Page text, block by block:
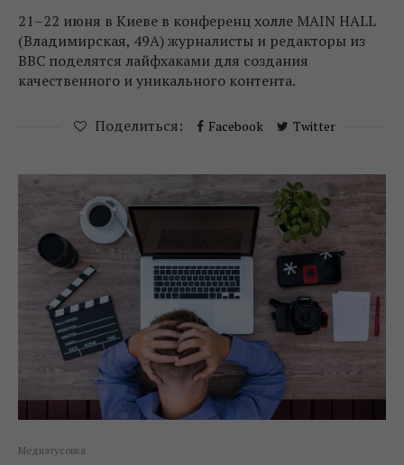
21–22 июня в Киеве в конференц холле MAIN HALL
(Владимирская, 49А) журналисты и редакторы из
BBC поделятся лайфхаками для создания
качественного и уникального контента.
Поделиться: Facebook Twitter
Медиатусовка